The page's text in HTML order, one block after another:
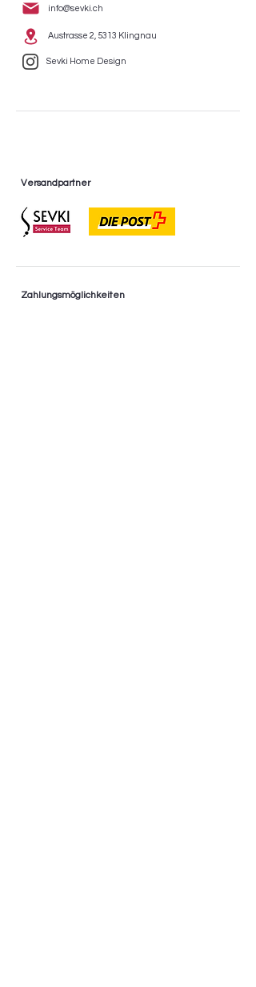
info@sevki.ch
Austrasse 2, 5313 Klingnau
Sevki Home Design
Versandpartner
Zahlungsmöglichkeiten